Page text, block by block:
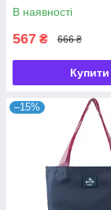
В наявності
567 ₴ 666 ₴
Купити
–15%